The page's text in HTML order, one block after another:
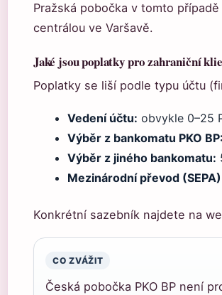
Pražská pobočka v tomto
centrálou ve Varšavě.
Jaké jsou poplatky pro zahraniční
Poplatky se liší podle typu účtu
Vedení účtu: obvykle 0–25
Výběr z bankomatu PKO BP:
Výběr z jiného bankomatu:
Mezinárodní převod
Konkrétní sazebník najdete na
CO ZVÁŽIT
Česká pobočka PKO BP není